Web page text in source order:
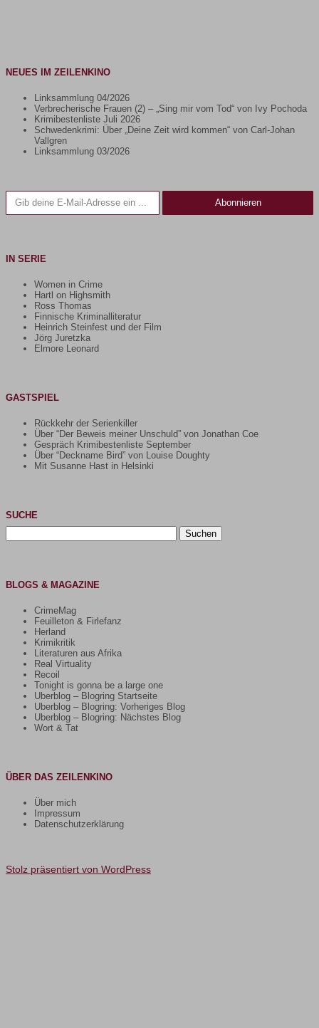
NEUES IM ZEILENKINO
Linksammlung 04/2026
Verbrecherische Frauen (2) – „Sing mir vom Tod“ von Ivy Pochoda
Krimibestenliste Juli 2026
Schwedenkrimi: Über „Deine Zeit wird kommen“ von Carl-Johan
Vallgren
Linksammlung 03/2026
Gib deine E-Mail-Adresse ein ...
Abonnieren
IN SERIE
Women in Crime
Hartl on Highsmith
Ross Thomas
Finnische Kriminalliteratur
Heinrich Steinfest und der Film
Jörg Juretzka
Elmore Leonard
GASTSPIEL
Rückkehr der Serienkiller
Über “Der Beweis meiner Unschuld” von Jonathan Coe
Gespräch Krimibestenliste September
Über “Deckname Bird” von Louise Doughty
Mit Susanne Hast in Helsinki
SUCHE
nach:
BLOGS & MAGAZINE
CrimeMag
Feuilleton & Firlefanz
Herland
Krimikritik
Literaturen aus Afrika
Real Virtuality
Recoil
Tonight is gonna be a large one
Uberblog – Blogring Startseite
Uberblog – Blogring: Vorheriges Blog
Uberblog – Blogring: Nächstes Blog
Wort & Tat
ÜBER DAS ZEILENKINO
Über mich
Impressum
Datenschutzerklärung
Stolz präsentiert von WordPress